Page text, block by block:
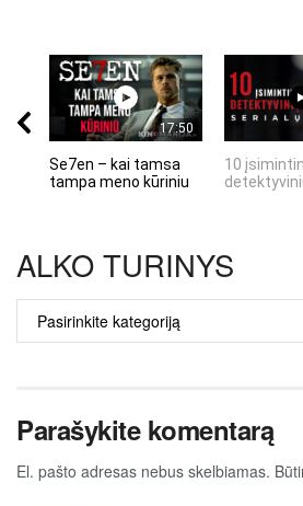
17:50
Se7en – kai tamsa
tampa meno kūriniu
10
ALKO TURINYS
ALKO
TURINYS
Parašykite komentarą
El. pašto adresas nebus skelbiamas.